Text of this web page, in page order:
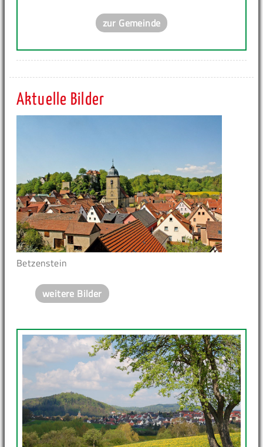
zur Gemeinde
Aktuelle Bilder
Betzenstein
weitere Bilder